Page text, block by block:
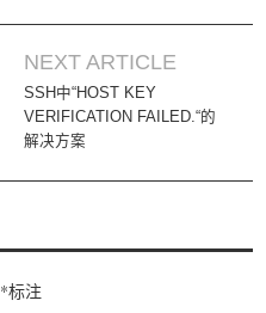
NEXT ARTICLE
SSH中“HOST KEY
VERIFICATION FAILED.“的
解决方案
*标注